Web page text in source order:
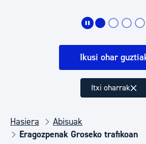
Ikusi ohar
Itxi oharrak
Hasiera
Abisuak
Eragozpenak Groseko trafikoan